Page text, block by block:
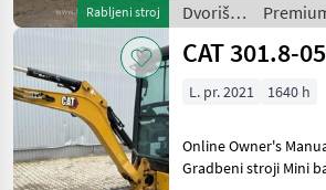
Rabljeni stroj
Dvoriščna
mehanizacija
/ CAT
CAT 301.8-05
L. pr. 2021 1640 h
Online Owner's
Gradbeni stroji Mini